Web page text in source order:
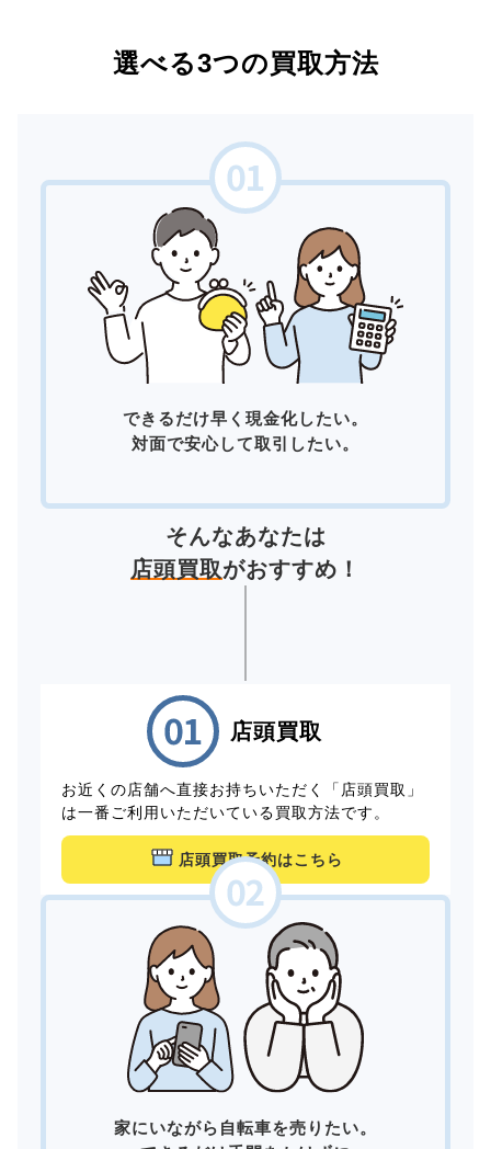
選べる3つの買取方法
できるだけ早く現金化したい。
対面で安心して取引したい。
そんなあなたは
店頭買取がおすすめ！
店頭買取
お近くの店舗へ直接お持ちいただく「店頭買取」
は一番ご利用いただいている買取方法です。
店頭買取予約はこちら
家にいながら自転車を売りたい。